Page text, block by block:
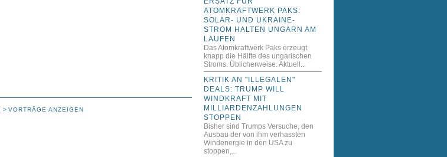
VORTRÄGE ANZEIGEN
ATOMKRAFTWERK PAKS:
SOLAR- UND UKRAINE-
STROM HALTEN UNGARN AM
LAUFEN
Das Atomkraftwerk Paks erzeugt
knapp die Hälfte des ungarischen
Stroms. Üblicherweise. Aktuell...
KRITIK AN "ILLEGALEN"
DEALS: TRUMP WILL
WINDKRAFT MIT
MILLIARDENZAHLUNGEN
STOPPEN
Bisher sind Trumps Versuche, den
Ausbau der von ihm verhassten
Windenergie in den USA zu
stoppen,...